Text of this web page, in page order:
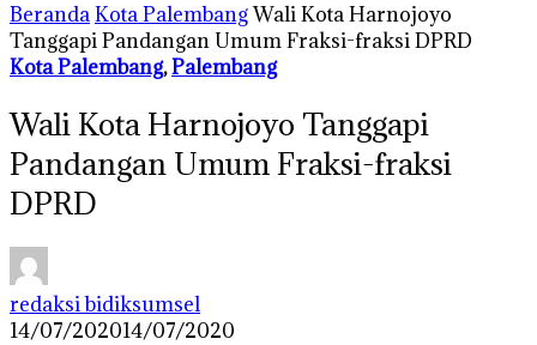
BerandaKota PalembangWali Kota Harnojoyo
Tanggapi Pandangan Umum Fraksi-fraksi DPRD
Kota Palembang,Palembang
Wali Kota Harnojoyo Tanggapi
Pandangan Umum Fraksi-fraksi
DPRD
redaksi bidiksumsel
14/07/202014/07/2020